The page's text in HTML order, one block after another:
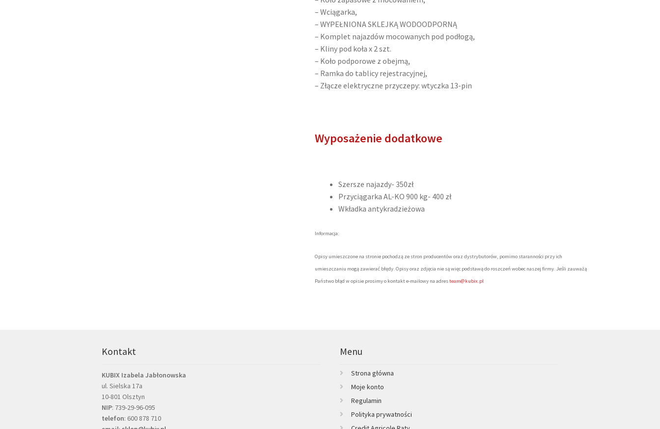
– Wciągarka,
– WYPEŁNIONA SKLEJKĄ WODOODPORNĄ
– Komplet najazdów mocowanych pod podłogą,
– Kliny pod koła x 2 szt.
– Koło podporowe z obejmą,
– Ramka do tablicy rejestracyjnej,
– Złącze elektryczne przyczepy: wtyczka 13-pin
Wyposażenie dodatkowe
Szersze najazdy- 350zł
Przyciągarka AL-KO 900 kg- 400 zł
Wkładka antykradzieżowa
Informacja:
Opisy umieszczone na stronie pochodzą ze stron producentów oraz dystrybutorów, pomimo staranności przy ich
umieszczaniu mogą zawierać błędy. Opisy oraz zdjęcia nie są więc podstawą do roszczeń wobec naszej firmy. Jeśli zauważą
Państwo błąd w opisie prosimy o kontakt e-mailowy na adresteam@kubix.pl
Kontakt
KUBIX Izabela Jabłonowska
ul. Sielska 17a
10-801 Olsztyn
NIP: 739-29-96-095
telefon: 600 878 710
Menu
Strona główna
Moje konto
Regulamin
Polityka prywatności